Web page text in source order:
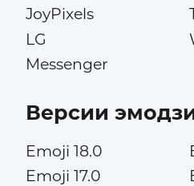
JoyPixels
LG
Messenger
Версии
Emoji 18.0
Emoji 17.0